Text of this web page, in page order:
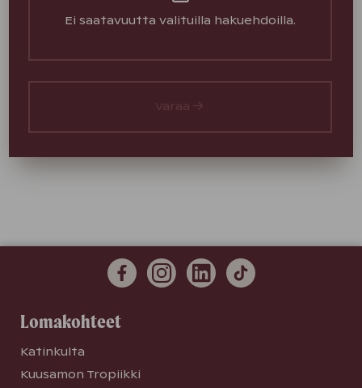
Ei saatavuutta valituilla hakuehdoilla.
Varaa
Lomakohteet
Katinkulta
Kuusamon Tropiikki